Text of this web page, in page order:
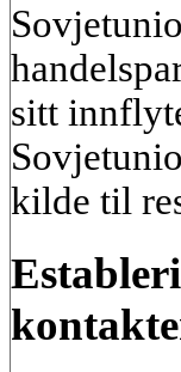
sitt
kilde til